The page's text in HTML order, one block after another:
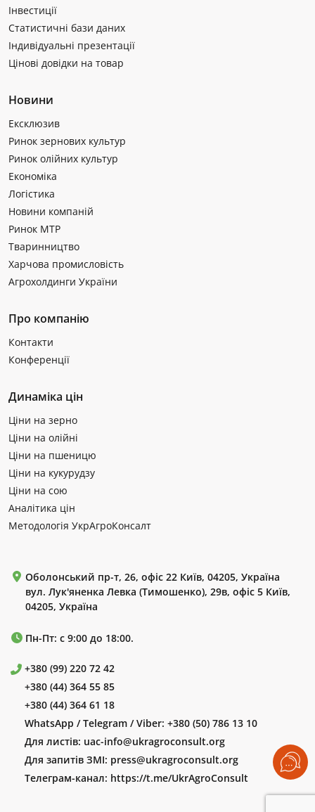
Інвестиції
Статистичні бази даних
Індивідуальні презентації
Цінові довідки на товар
Новини
Ексклюзив
Ринок зернових культур
Ринок олійних культур
Економіка
Логістика
Новини компаній
Ринок МТР
Тваринництво
Харчова промисловість
Агрохолдинги України
Про компанію
Контакти
Конференції
Динаміка цін
Ціни на зерно
Ціни на олійні
Ціни на пшеницю
Ціни на кукурудзу
Ціни на сою
Аналітика цін
Методологія УкрАгроКонсалт
Оболонський пр-т, 26, офіс 22 Київ, 04205, Україна
вул. Лук'яненка Левка (Тимошенко), 29в, офіс 5 Київ,
04205, Україна
Пн-Пт: с 9:00 до 18:00.
+380 (99) 220 72 42
+380 (44) 364 55 85
+380 (44) 364 61 18
WhatsApp / Telegram / Viber: +380 (50) 786 13 10
Для листів: uac-info@ukragroconsult.org
Для запитів ЗМІ: press@ukragroconsult.org
Телеграм-канал: https://t.me/UkrAgroConsult